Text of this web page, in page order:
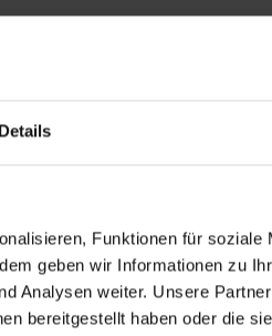
Details
Funktionen für soziale
geben wir Informationen zu
Analysen weiter. Unsere
bereitgestellt haben oder die